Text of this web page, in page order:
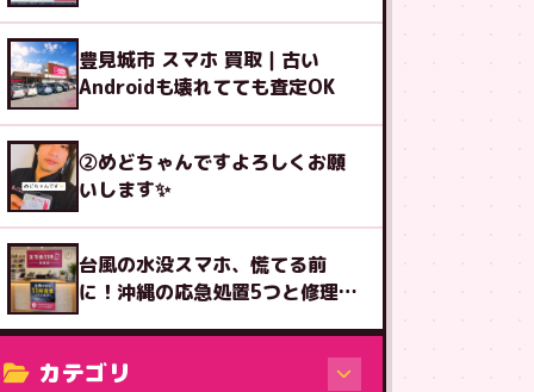
豊見城市 スマホ 買取｜古い
Androidも壊れてても査定OK
②めどちゃんですよろしくお願
いします✨
台風の水没スマホ、慌てる前
に！沖縄の応急処置5つと修理受
カテゴリ